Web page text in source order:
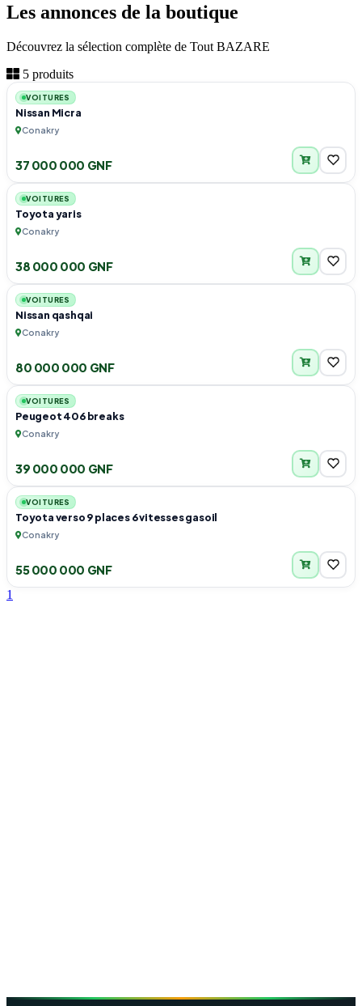
Les annonces de la boutique
Découvrez la sélection complète de Tout BAZARE
5 produits
VOITURES
Nissan Micra
Conakry
37 000 000 GNF
VOITURES
Toyota yaris
Conakry
38 000 000 GNF
VOITURES
Nissan qashqai
Conakry
80 000 000 GNF
VOITURES
Peugeot 406 breaks
Conakry
39 000 000 GNF
VOITURES
Toyota verso 9 places 6 vitesses gasoil
Conakry
55 000 000 GNF
1